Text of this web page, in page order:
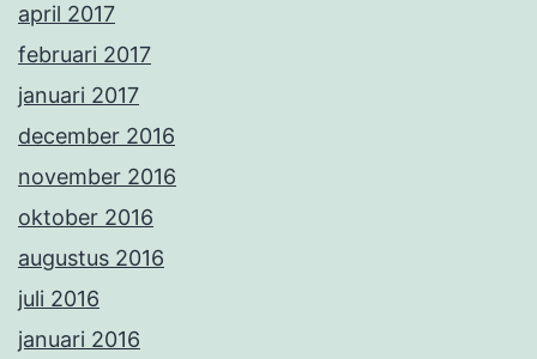
april 2017
februari 2017
januari 2017
december 2016
november 2016
oktober 2016
augustus 2016
juli 2016
januari 2016